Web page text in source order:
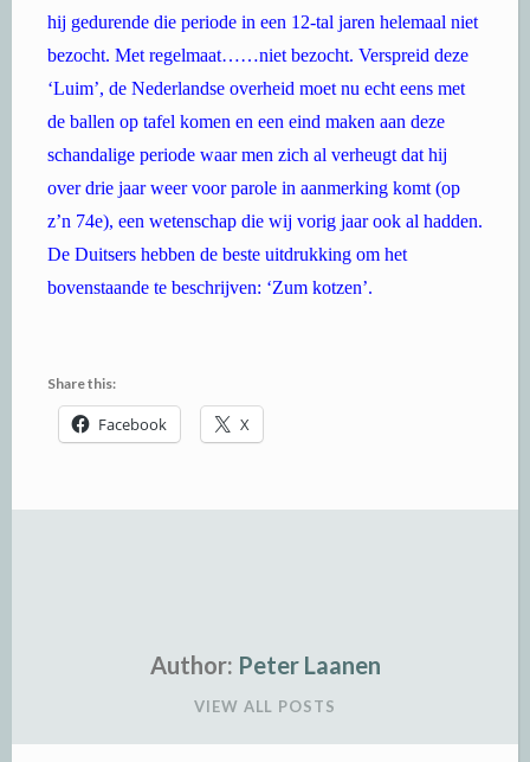
hij gedurende die periode in een 12-tal jaren helemaal niet
bezocht. Met regelmaat……niet bezocht. Verspreid deze
‘Luim’, de Nederlandse overheid moet nu echt eens met
de ballen op tafel komen en een eind maken aan deze
schandalige periode waar men zich al verheugt dat hij
over drie jaar weer voor parole in aanmerking komt (op
z’n 74e), een wetenschap die wij vorig jaar ook al hadden.
De Duitsers hebben de beste uitdrukking om het
bovenstaande te beschrijven: ‘Zum kotzen’.
Share this:
Facebook X
Author: Peter Laanen
VIEW ALL POSTS